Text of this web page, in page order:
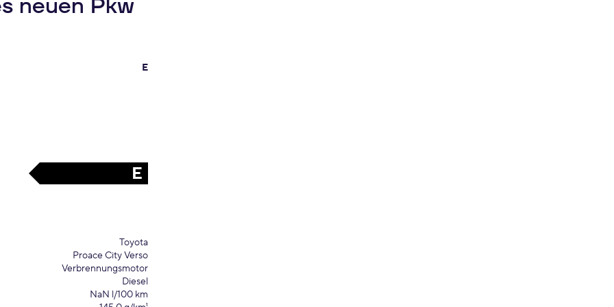
neuen Pkw
E
E
Toyota
Proace City Verso
Verbrennungsmotor
Diesel
NaN l/100 km